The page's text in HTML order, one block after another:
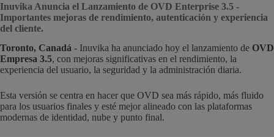
Inuvika Anuncia el Lanzamiento de OVD Enterprise 3.5 -
Importantes mejoras de rendimiento, autenticación y experiencia
del cliente.
Toronto, Canadá - Inuvika ha anunciado hoy el lanzamiento de OVD
Empresa 3.5, con mejoras significativas en el rendimiento, la
experiencia del usuario, la seguridad y la administración diaria.
Esta versión se centra en hacer que OVD sea más rápido, más fluido
para los usuarios finales y esté mejor alineado con las plataformas
modernas de identidad, nube y punto final.